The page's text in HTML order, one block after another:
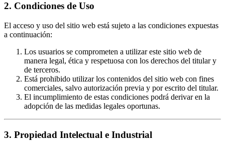
2. Condiciones de Uso
El acceso y uso del sitio web está sujeto a las condiciones expuestas
a continuación:
Los usuarios se comprometen a utilizar este sitio web de
manera legal, ética y respetuosa con los derechos del titular y
de terceros.
Está prohibido utilizar los contenidos del sitio web con fines
comerciales, salvo autorización previa y por escrito del titular.
El incumplimiento de estas condiciones podrá derivar en la
adopción de las medidas legales oportunas.
3. Propiedad Intelectual e Industrial